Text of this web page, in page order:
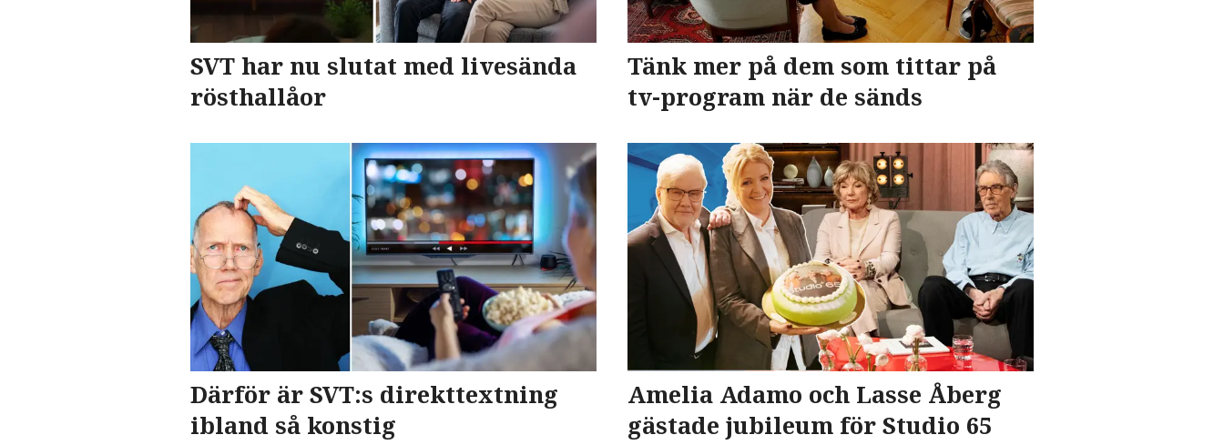
SVT har nu slutat med livesända
rösthallåor
Tänk mer på dem som tittar på
tv-program när de sänds
Därför är SVT:s direkttextning
ibland så konstig
Amelia Adamo och Lasse Åberg
gästade jubileum för Studio 65